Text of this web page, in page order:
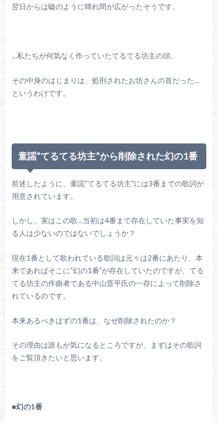
翌日からは嘘のように晴れ間が広がったそうです。
…私たちが何気なく作っていたてるてる坊主の頭。
その中身のはじまりは、処刑されたお坊さんの首だった…
というわけです。
童謡“てるてる坊主”から削除された幻の1番
前述したように、童謡“てるてる坊主”には3番までの歌詞が
用意されています。
しかし、実はこの歌…当初は4番まで存在していた事実を知
る人は少ないのではないでしょうか？
現在1番として歌われている歌詞は元々は2番にあたり、本
来であればそこに“幻の1番”が存在していたのですが、てる
てる坊主の作曲者である中山晋平氏の一存によって削除さ
れているのです。
本来あるべきはずの1番は、なぜ削除されたのか？
その理由は誰もが気になるところですが、まずはその歌詞
をご覧頂きたいと思います。
■幻の1番